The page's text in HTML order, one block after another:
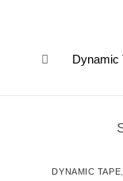
Dynamic
DYNAMIC TAPE